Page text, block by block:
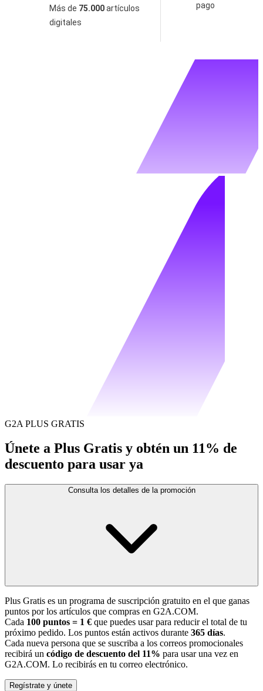
Más de 75.000artículos
digitales
pago
G2A PLUS GRATIS
Únete a Plus Gratis y obtén un 11% de
descuento para usar ya
Consulta los detalles de la promoción
Plus Gratis es un programa de suscripción gratuito en el que ganas
puntos por los artículos que compras en G2A.COM.
Cada 100 puntos = 1 € que puedes usar para reducir el total de tu
próximo pedido. Los puntos están activos durante 365 días.
Cada nueva persona que se suscriba a los correos promocionales
recibirá un código de descuento del 11% para usar una vez en
G2A.COM. Lo recibirás en tu correo electrónico.
Regístrate y únete